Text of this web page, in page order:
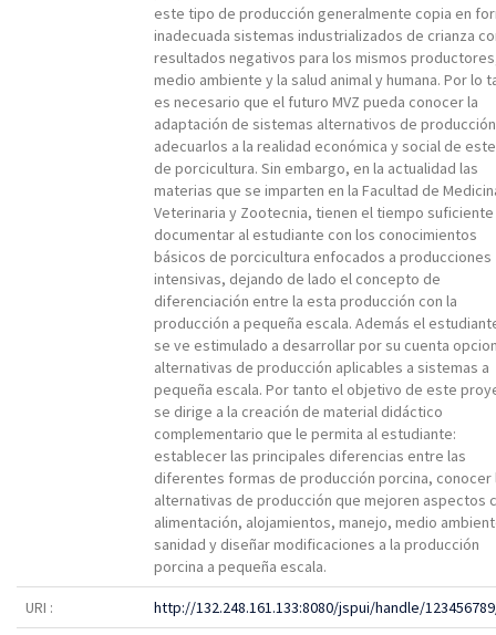
este tipo de producción generalmente copia en
inadecuada sistemas industrializados de crianza
resultados negativos para los mismos
medio ambiente y la salud animal y humana. Por lo
es necesario que el futuro MVZ pueda conocer la
adaptación de sistemas alternativos de
adecuarlos a la realidad económica y social de
de porcicultura. Sin embargo, en la actualidad las
materias que se imparten en la Facultad de
Veterinaria y Zootecnia, tienen el tiempo
documentar al estudiante con los conocimientos
básicos de porcicultura enfocados a producciones
intensivas, dejando de lado el concepto de
diferenciación entre la esta producción con la
producción a pequeña escala. Además el
se ve estimulado a desarrollar por su cuenta
alternativas de producción aplicables a sistemas a
pequeña escala. Por tanto el objetivo de este
se dirige a la creación de material didáctico
complementario que le permita al estudiante:
establecer las principales diferencias entre las
diferentes formas de producción porcina, conocer
alternativas de producción que mejoren aspectos
alimentación, alojamientos, manejo, medio
sanidad y diseñar modificaciones a la producción
porcina a pequeña escala.
URI : http://132.248.161.133:8080/jspui/handle/